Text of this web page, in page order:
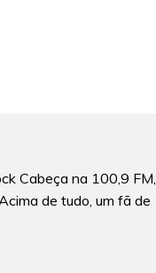
Cabeça na 100,9 FM,
de tudo, um fã de